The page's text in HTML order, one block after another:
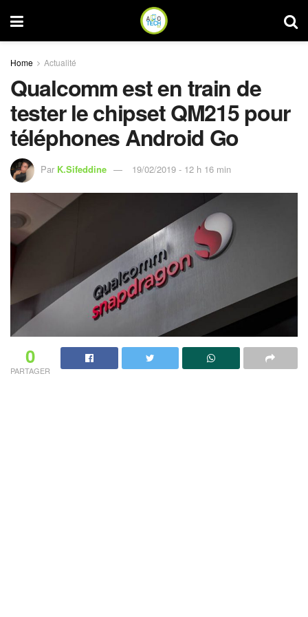
Home Actualité
Qualcomm est en train de
tester le chipset QM215 pour
téléphones Android Go
Par K.Sifeddine 19/02/2019 - 12 h 16 min
0
PARTAGER